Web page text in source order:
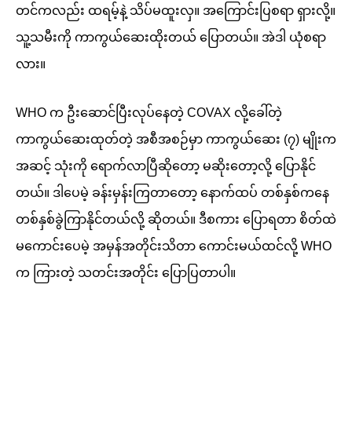
တင်ကလည်း ထရမ့်နဲ့ သိပ်မထူးလှ။ အကြောင်းပြစရာ ရှားလို့။
သူ့သမီးကို ကာကွယ်ဆေးထိုးတယ် ပြောတယ်။ အဲဒါ ယုံစရာ
လား။
WHO က ဦးဆောင်ပြီးလုပ်နေတဲ့ COVAX လို့ခေါ်တဲ့
ကာကွယ်ဆေးထုတ်တဲ့ အစီအစဉ်မှာ ကာကွယ်ဆေး (၇) မျိုးက
အဆင့် သုံးကို ရောက်လာပြီဆိုတော့ မဆိုးတော့လို့ ပြောနိုင်
တယ်။ ဒါပေမဲ့ ခန်းမှန်းကြတာတော့ နောက်ထပ် တစ်နှစ်ကနေ
တစ်နှစ်ခွဲကြာနိုင်တယ်လို့ ဆိုတယ်။ ဒီစကား ပြောရတာ စိတ်ထဲ
မကောင်းပေမဲ့ အမှန်အတိုင်းသိတာ ကောင်းမယ်ထင်လို့ WHO
က ကြားတဲ့ သတင်းအတိုင်း ပြောပြတာပါ။